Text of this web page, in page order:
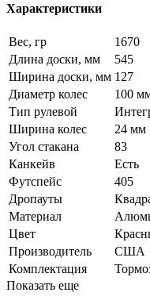
Характеристики
Вес, гр
1670
Длина доски, мм
545
Ширина доски, мм 127
Диаметр колес
100
Тип рулевой
Ширина колес
24 мм
Угол стакана
83
Канкейв
Есть
Футспейс
405
Дропауты
Материал
Цвет
Производитель
США
Комплектация
Показать еще